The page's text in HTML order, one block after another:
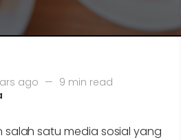
ago — 9 min read
satu media sosial yang